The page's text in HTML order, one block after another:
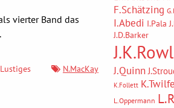
vierter Band das
Lustiges N.MacKay
F.Schätzing
I.Abedi I.Pala
J.D.Barker
J.Quinn
K.Follett
L.Oppermann